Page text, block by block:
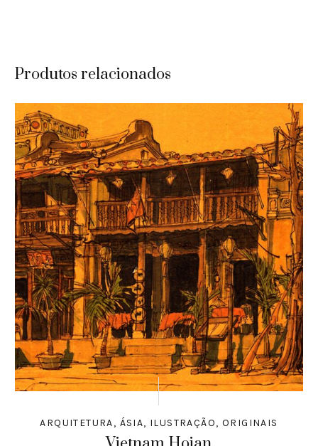
Produtos relacionados
ARQUITETURA, ÁSIA, ILUSTRAÇÃO, ORIGINAIS